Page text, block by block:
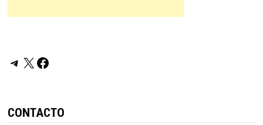
Telegram
X Facebook
CONTACTO